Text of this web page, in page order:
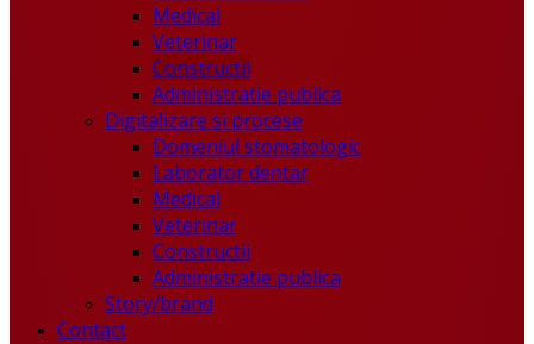
Medical
Veterinar
Constructii
Administratie publica
Digitalizare si procese
Domeniul stomatologic
Laborator dentar
Medical
Veterinar
Constructii
Administratie publica
Story/brand
Contact